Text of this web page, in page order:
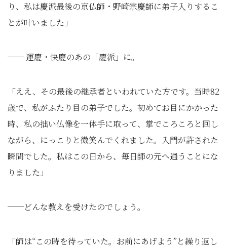
り、私は慶派最後の京仏師・野崎宗慶師に弟子入りするこ
とが叶いました」
── 運慶・快慶のあの「慶派」に。
「ええ、その最後の継承者といわれていた方です。当時82
歳で、私がふたり目の弟子でした。初めてお目にかかった
時、私の拙い仏像を一体手に取って、掌でころころと回し
ながら、にっこりと微笑んでくれました。入門が許された
瞬間でした。私はこの日から、毎日師の元へ通うことにな
りました」
──どんな教えを受けたのでしょう。
「師は“この時を待っていた。お前にあげよう”と繰り返し